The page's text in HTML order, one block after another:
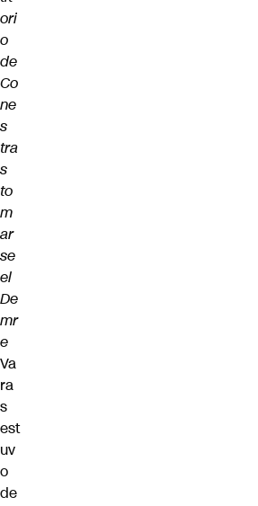
ori
o
de
Co
ne
s
tra
s
to
m
ar
se
el
De
mr
e
Va
ra
s
est
uv
o
de